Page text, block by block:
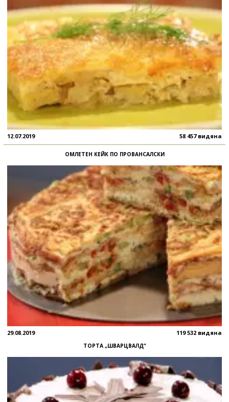
12.07.2019 58 457 видяна
ОМЛЕТЕН КЕЙК ПО ПРОВАНСАЛСКИ
29.08.2019 119 532 видяна
ТОРТА „ШВАРЦВАЛД“